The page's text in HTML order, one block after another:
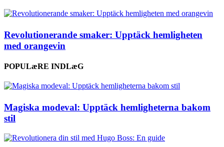
Revolutionerande smaker: Upptäck hemligheten
med orangevin
POPULæRE INDLæG
Magiska modeval: Upptäck hemligheterna bakom
stil